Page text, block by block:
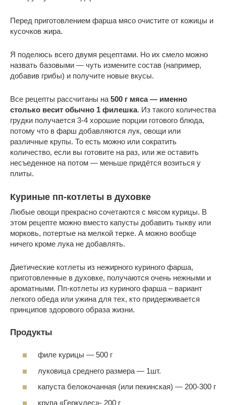
Перед приготовлением фарша мясо очистите от кожицы и
кусочков жира.
Я поделюсь всего двумя рецептами. Но их смело можно
назвать базовыми — чуть измените состав (например,
добавив грибы) и получите новые вкусы.
Все рецепты рассчитаны на 500 г мяса — именно
столько весит обычно 1 филешка. Из такого количества
грудки получается 3-4 хорошие порции готового блюда,
потому что в фарш добавляются лук, овощи или
различные крупы. То есть можно или сократить
количество, если вы готовите на раз, или же оставить
несъеденное на потом — меньше придётся возиться у
плиты.
Куриные пп-котлеты в духовке
Любые овощи прекрасно сочетаются с мясом курицы. В
этом рецепте можно вместо капусты добавить тыкву или
морковь, потертые на мелкой терке. А можно вообще
ничего кроме лука не добавлять.
Диетические котлеты из нежирного куриного фарша,
приготовленные в духовке, получаются очень нежными и
ароматными. Пп-котлеты из куриного фарша – вариант
легкого обеда или ужина для тех, кто придерживается
принципов здорового образа жизни.
Продукты
филе курицы — 500 г
луковица среднего размера — 1шт.
капуста белокочанная (или пекинская) — 200-300 г
крупа «Геркулес»- 200 г